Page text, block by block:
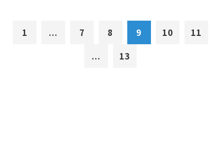
1 ... 7 8 9 10
11
...
13